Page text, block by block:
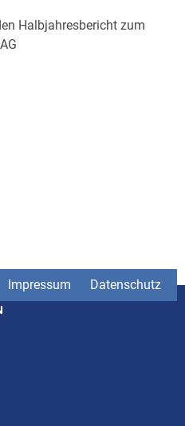
Halbjahresbericht zum
Impressum Datenschutz